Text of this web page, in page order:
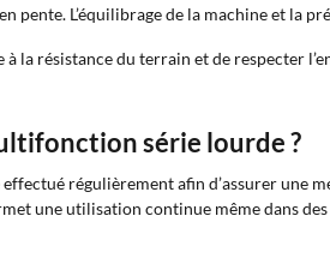
pente. L’équilibrage de la machine et la
à la résistance du terrain et de respecter
série lourde ?
régulièrement afin d’assurer une
une utilisation continue même dans